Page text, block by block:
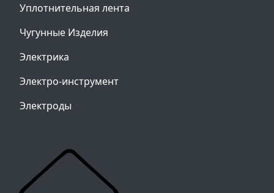
Уплотнительная лента
Чугунные Изделия
Электрика
Электро-инструмент
Электроды